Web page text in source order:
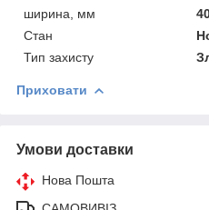
ширина, мм
Стан
Тип захисту
Приховати
Умови доставки
Нова Пошта